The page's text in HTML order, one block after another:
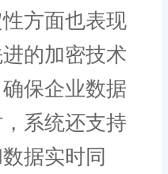
方面也表现
的加密技术
保企业数据
系统还支持
据实时同